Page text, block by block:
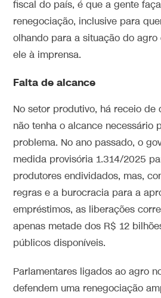
fiscal do país, é que a gente
renegociação, inclusive para
olhando para a situação do agro
ele à imprensa.
Falta de alcance
No setor produtivo, há receio de
não tenha o alcance necessário
problema. No ano passado, o
medida provisória 1.314/2025
produtores endividados, mas,
regras e a burocracia para a
empréstimos, as liberações
apenas metade dos R$ 12
públicos disponíveis.
Parlamentares ligados ao agro
defendem uma renegociação